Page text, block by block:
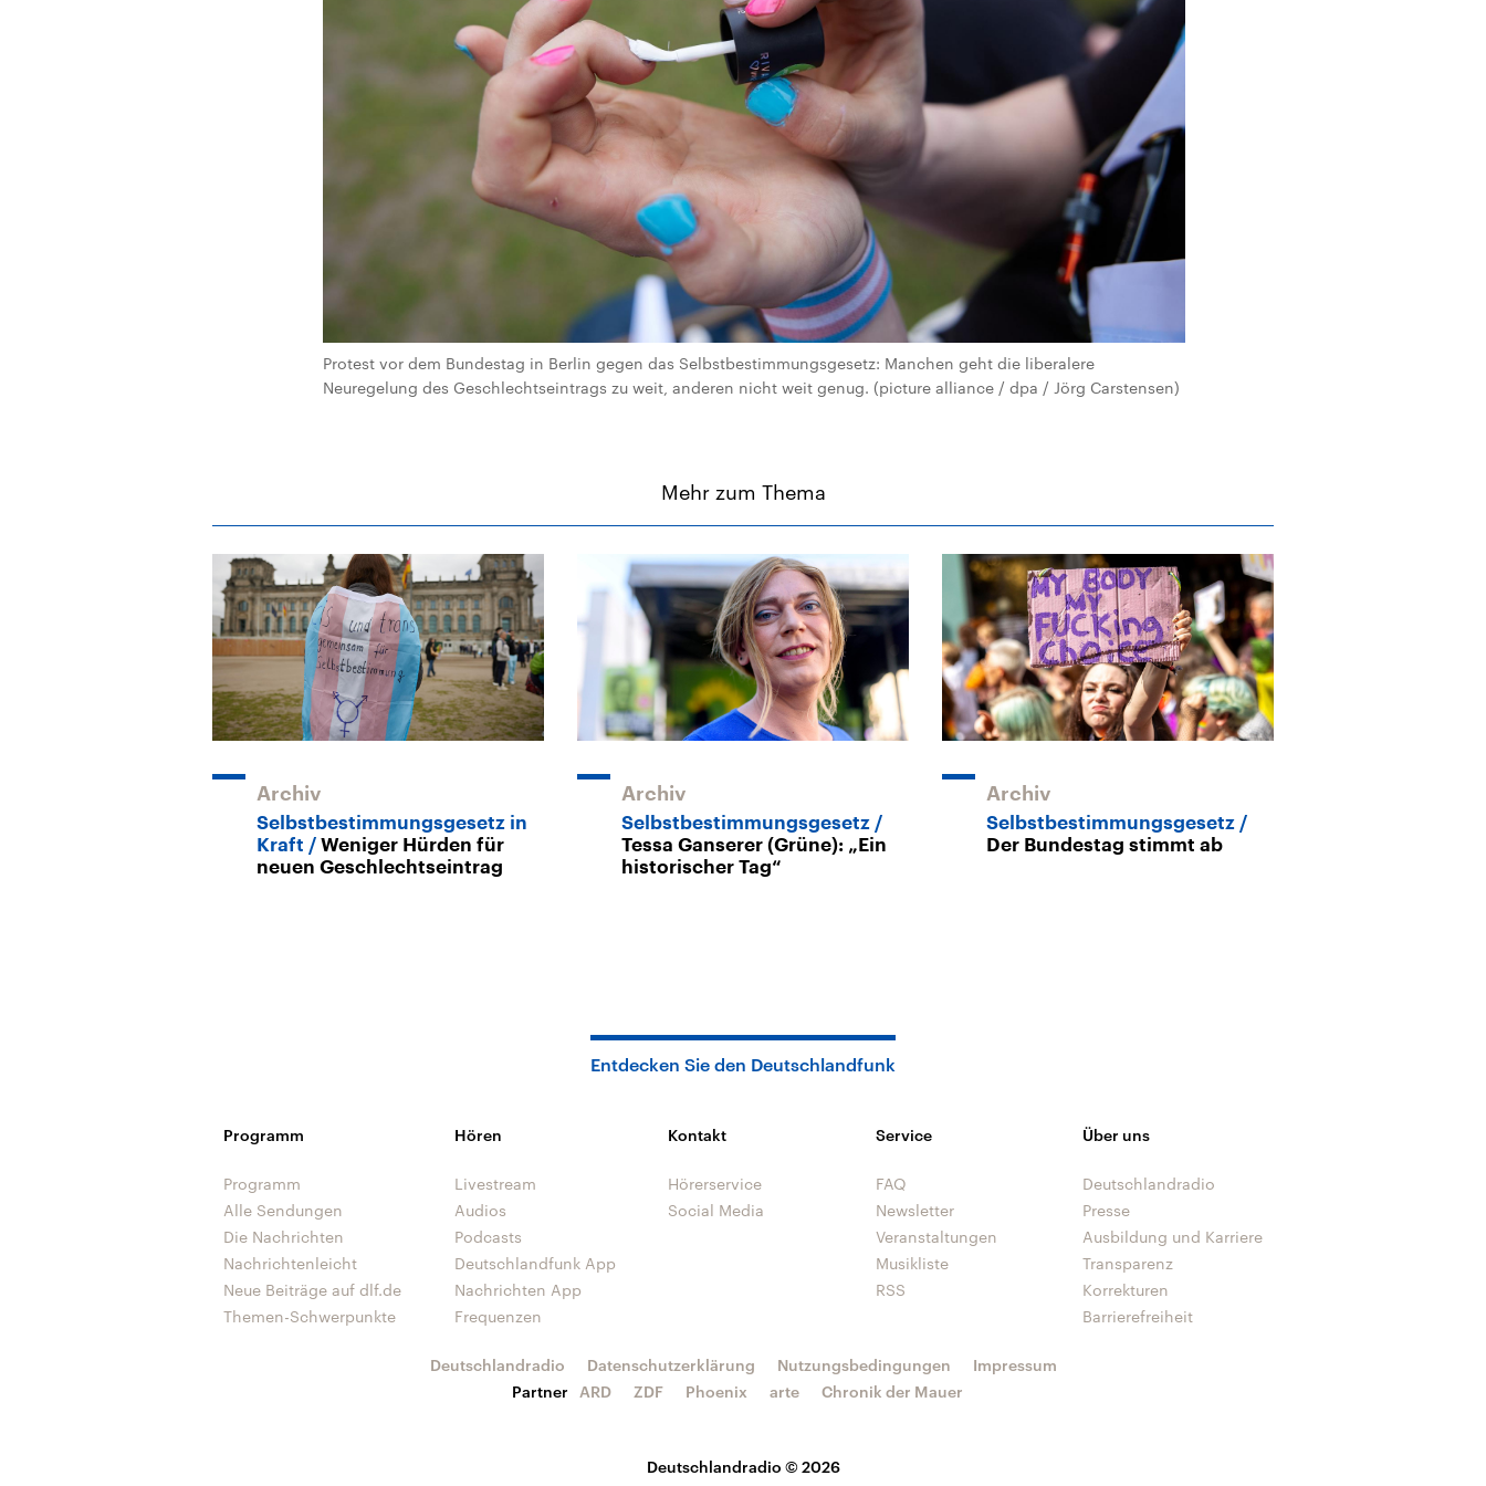
Protest vor dem Bundestag in Berlin gegen das Selbstbestimmungsgesetz: Manchen geht die liberalere
Neuregelung des Geschlechtseintrags zu weit, anderen nicht weit genug. (picture alliance / dpa / Jörg Carstensen)
Mehr zum Thema
Archiv
Selbstbestimmungsgesetz in
Kraft
Weniger Hürden für
neuen Geschlechtseintrag
Archiv
Selbstbestimmungsgesetz
Tessa Ganserer (Grüne): „Ein
historischer Tag“
Archiv
Selbstbestimmungsgesetz
Der Bundestag stimmt ab
Entdecken Sie den Deutschlandfunk
Programm
Programm
Alle Sendungen
Die Nachrichten
Nachrichtenleicht
Neue Beiträge auf dlf.de
Themen-Schwerpunkte
Hören
Livestream
Audios
Podcasts
Deutschlandfunk App
Nachrichten App
Frequenzen
Kontakt
Hörerservice
Social Media
Service
FAQ
Newsletter
Veranstaltungen
Musikliste
RSS
Über uns
Deutschlandradio
Presse
Ausbildung und Karriere
Transparenz
Korrekturen
Barrierefreiheit
Deutschlandradio © 2026
Deutschlandradio Datenschutzerklärung Nutzungsbedingungen
Impressum
Partner
ARD ZDF Phoenix arte Chronik der Mauer